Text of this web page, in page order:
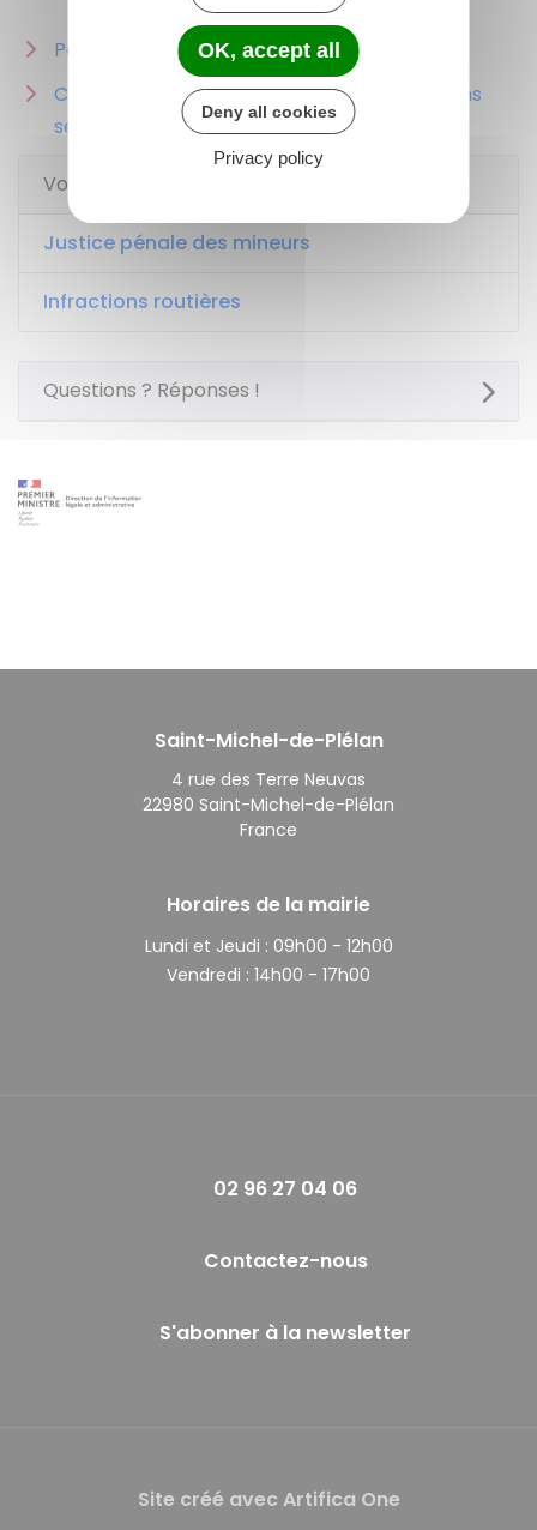
Peines complémentaires en matière pénale
Castration chimique des auteurs d’infractions
sexuelles
Voir aussi
Justice pénale des mineurs
Infractions routières
Questions ? Réponses !
Saint-Michel-de-Plélan
4 rue des Terre Neuvas
22980 Saint-Michel-de-Plélan
France
Horaires de la mairie
Lundi et Jeudi : 09h00 - 12h00
Vendredi : 14h00 - 17h00
02 96 27 04 06
Contactez-nous
S'abonner à la newsletter
Site créé avec Artifica One
OK, accept all
Deny all cookies
Privacy policy